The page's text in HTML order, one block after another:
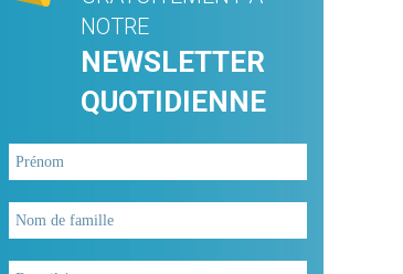
NOTRE
NEWSLETTER
QUOTIDIENNE